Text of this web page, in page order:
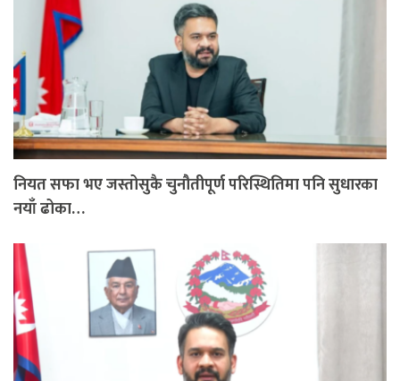
नियत सफा भए जस्तोसुकै चुनौतीपूर्ण परिस्थितिमा पनि सुधारका
नयाँ ढोका…